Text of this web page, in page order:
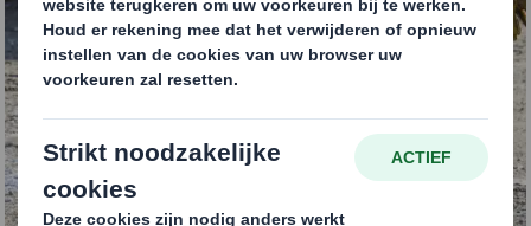
Recycling- en
afvalbeheerdiensten